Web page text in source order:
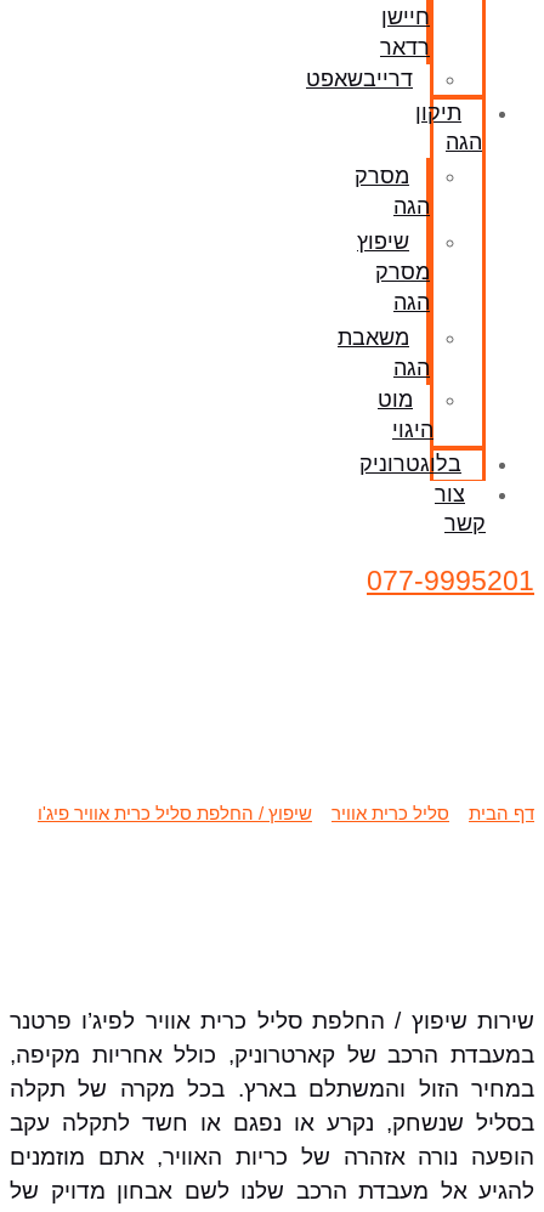
חיישן
רדאר
דרייבשאפט
תיקון
הגה
מסרק
הגה
שיפוץ
מסרק
הגה
משאבת
הגה
מוט
היגוי
בלוגטרוניק
צור
קשר
077-9995201
דף הבית סליל כרית אוויר שיפוץ / החלפת סליל כרית אוויר פיג'ו
שירות שיפוץ / החלפת סליל כרית אוויר לפיג’ו פרטנר
במעבדת הרכב של קארטרוניק, כולל אחריות מקיפה,
במחיר הזול והמשתלם בארץ. בכל מקרה של תקלה
בסליל שנשחק, נקרע או נפגם או חשד לתקלה עקב
הופעה נורה אזהרה של כריות האוויר, אתם מוזמנים
להגיע אל מעבדת הרכב שלנו לשם אבחון מדויק של